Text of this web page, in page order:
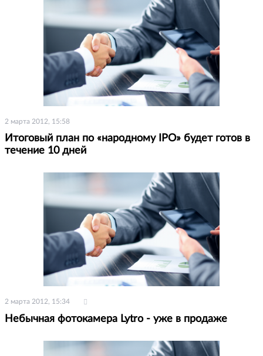
2 марта 2012, 15:58
Итоговый план по «народному IPO» будет готов в
течение 10 дней
2 марта 2012, 15:34
Небычная фотокамера Lytro - уже в продаже